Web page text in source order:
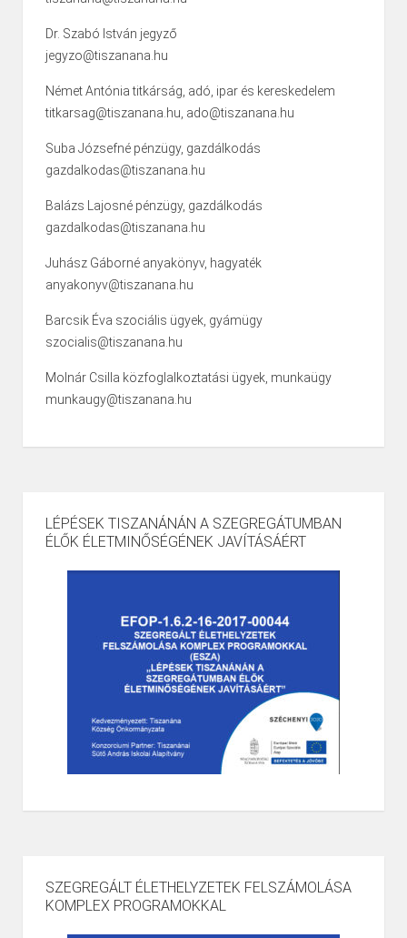
Dr. Szabó István jegyző
jegyzo@tiszanana.hu
Német Antónia titkárság, adó, ipar és kereskedelem
titkarsag@tiszanana.hu, ado@tiszanana.hu
Suba Józsefné pénzügy, gazdálkodás
gazdalkodas@tiszanana.hu
Balázs Lajosné pénzügy, gazdálkodás
gazdalkodas@tiszanana.hu
Juhász Gáborné anyakönyv, hagyaték
anyakonyv@tiszanana.hu
Barcsik Éva szociális ügyek, gyámügy
szocialis@tiszanana.hu
Molnár Csilla közfoglalkoztatási ügyek, munkaügy
munkaugy@tiszanana.hu
LÉPÉSEK TISZANÁNÁN A SZEGREGÁTUMBAN
ÉLŐK ÉLETMINŐSÉGÉNEK JAVÍTÁSÁÉRT
SZEGREGÁLT ÉLETHELYZETEK FELSZÁMOLÁSA
KOMPLEX PROGRAMOKKAL